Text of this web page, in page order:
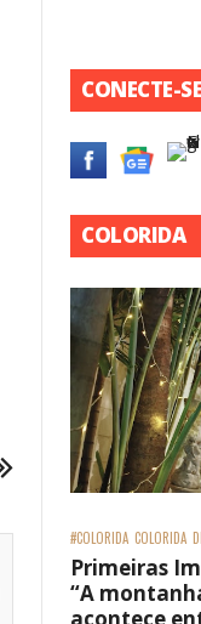
CONECTE-
COLORIDA
#COLORIDA COLORIDA
Primeiras
“A
acontece